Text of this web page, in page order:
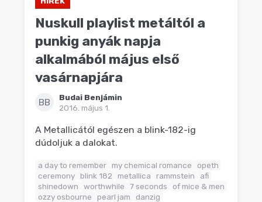
Nuskull playlist metáltól a
punkig anyák napja
alkalmából május első
vasárnapjára
BB
Budai Benjámin
2016. május 1.
A Metallicától egészen a blink-182-ig
dúdoljuk a dalokat.
a day to remember my chemical romance
opeth
ceremony blink 182 metallica rammstein
afi
shinedown
worthwhile 7 seconds
of mice & men
ozzy osbourne
pearl jam danzig